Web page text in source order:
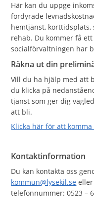
Här kan du uppge
fördyrade
hemtjänst, korttidsplats,
rehab. Du kommer få
socialförvaltningen har
Räkna ut din
Vill du ha hjälp med att
du klicka på
tjänst som ger dig
att bli.
Klicka här för att
Kontaktinformation
Du kan kontakta oss
kommun@lysekil.se
telefonnummer: 0523 –